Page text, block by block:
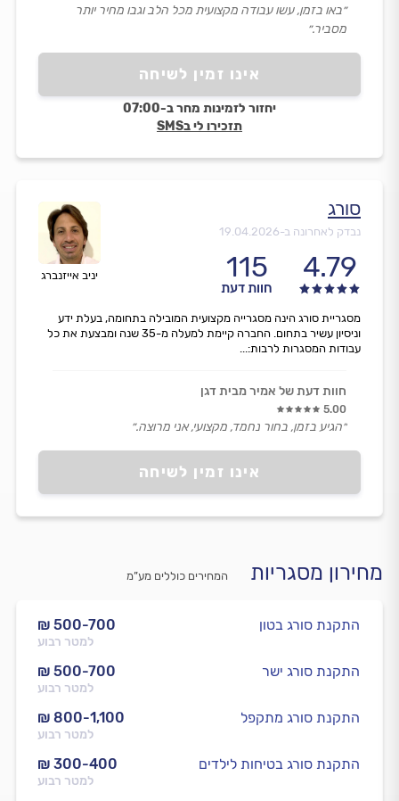
אינו זמין לשיחה
יחזור לזמינות מחר ב-07:00
תזכירו לי בSMS
״באו בזמן, עשו עבודה מקצועית מכל הלב וגבו מחיר יותר
מסביר.״
יניב אייזנברג
סורג
נבדק לאחרונה ב-19.04.2026
4.79
115
חוות דעת
אינו זמין לשיחה
מסגריית סורג הינה מסגרייה מקצועית המובילה בתחומה, בעלת ידע
וניסיון עשיר בתחום. החברה קיימת למעלה מ-35 שנה ומבצעת את כל
עבודות המסגרות לרבות:...
חוות דעת של אמיר מבית דגן
5.00
״הגיע בזמן, בחור נחמד, מקצועי, אני מרוצה.״
מחירון מסגריות המחירים כוללים מע”מ
₪ 500-700
למטר רבוע
התקנת סורג בטון
₪ 500-700
למטר רבוע
התקנת סורג ישר
₪ 800-1,100
למטר רבוע
התקנת סורג מתקפל
₪ 300-400
למטר רבוע
התקנת סורג בטיחות לילדים